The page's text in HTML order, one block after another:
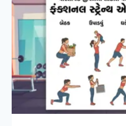
સ્નાયુઓ
MUSCLES)
ને
મજબૂત
કરવા.